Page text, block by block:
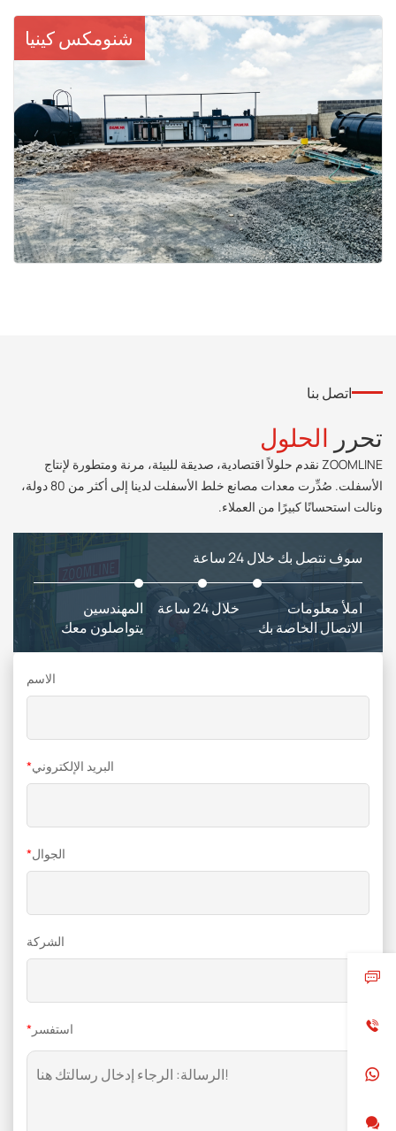
شنومكس كينيا
اتصل بنا
تحرر الحلول
ZOOMLINE نقدم حلولاً اقتصادية، صديقة للبيئة، مرنة ومتطورة لإنتاج
الأسفلت. صُدِّرت معدات مصانع خلط الأسفلت لدينا إلى أكثر من 80 دولة،
ونالت استحسانًا كبيرًا من العملاء.
سوف نتصل بك خلال 24 ساعة
املأ معلومات
الاتصال الخاصة بك
خلال 24 ساعة
المهندسين
يتواصلون معك
الاسم
*البريد الإلكتروني
*الجوال
الشركة
* استفسر